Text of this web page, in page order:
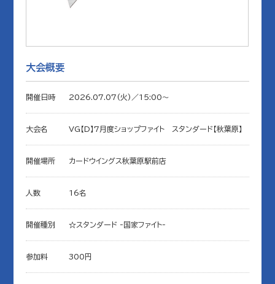
大会概要
開催日時 2026.07.07(火)／15:00〜
大会名 VG【D】7月度ショップファイト スタンダード【秋葉原】
開催場所 カードウイングス秋葉原駅前店
人数 16名
開催種別 ☆スタンダード -国家ファイト-
参加料 300円